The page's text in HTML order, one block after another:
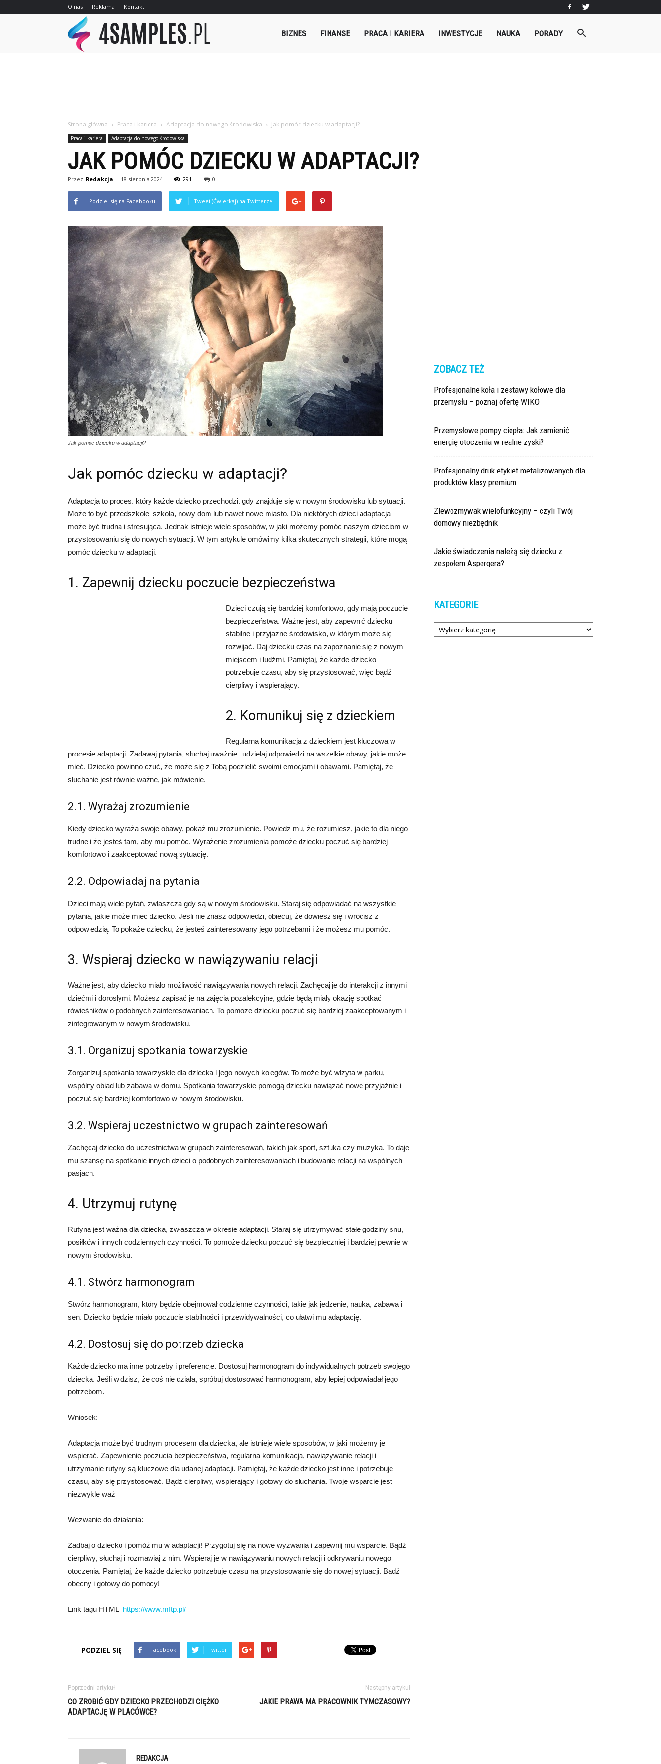
O nas Reklama Kontakt
BIZNES FINANSE PRACA I KARIERA INWESTYCJE NAUKA PORADY
Strona główna Praca i kariera Adaptacja do nowego środowiska Jak pomóc dziecku w adaptacji?
Praca i kariera Adaptacja do nowego środowiska
JAK POMÓC DZIECKU W ADAPTACJI?
Przez Redakcja - 18 sierpnia 2024 291 0
Podziel się na Facebooku Tweet (Ćwierkaj) na Twitterze
Jak pomóc dziecku w adaptacji?
Jak pomóc dziecku w adaptacji?
Adaptacja to proces, który każde dziecko przechodzi, gdy znajduje się w nowym środowisku lub sytuacji.
Może to być przedszkole, szkoła, nowy dom lub nawet nowe miasto. Dla niektórych dzieci adaptacja
może być trudna i stresująca. Jednak istnieje wiele sposobów, w jaki możemy pomóc naszym dzieciom w
przystosowaniu się do nowych sytuacji. W tym artykule omówimy kilka skutecznych strategii, które mogą
pomóc dziecku w adaptacji.
1. Zapewnij dziecku poczucie bezpieczeństwa
Dzieci czują się bardziej komfortowo, gdy mają poczucie
bezpieczeństwa. Ważne jest, aby zapewnić dziecku
stabilne i przyjazne środowisko, w którym może się
rozwijać. Daj dziecku czas na zapoznanie się z nowym
miejscem i ludźmi. Pamiętaj, że każde dziecko
potrzebuje czasu, aby się przystosować, więc bądź
cierpliwy i wspierający.
2. Komunikuj się z dzieckiem
Regularna komunikacja z dzieckiem jest kluczowa w
procesie adaptacji. Zadawaj pytania, słuchaj uważnie i udzielaj odpowiedzi na wszelkie obawy, jakie może
mieć. Dziecko powinno czuć, że może się z Tobą podzielić swoimi emocjami i obawami. Pamiętaj, że
słuchanie jest równie ważne, jak mówienie.
2.1. Wyrażaj zrozumienie
Kiedy dziecko wyraża swoje obawy, pokaż mu zrozumienie. Powiedz mu, że rozumiesz, jakie to dla niego
trudne i że jesteś tam, aby mu pomóc. Wyrażenie zrozumienia pomoże dziecku poczuć się bardziej
komfortowo i zaakceptować nową sytuację.
2.2. Odpowiadaj na pytania
Dzieci mają wiele pytań, zwłaszcza gdy są w nowym środowisku. Staraj się odpowiadać na wszystkie
pytania, jakie może mieć dziecko. Jeśli nie znasz odpowiedzi, obiecuj, że dowiesz się i wrócisz z
odpowiedzią. To pokaże dziecku, że jesteś zainteresowany jego potrzebami i że możesz mu pomóc.
3. Wspieraj dziecko w nawiązywaniu relacji
Ważne jest, aby dziecko miało możliwość nawiązywania nowych relacji. Zachęcaj je do interakcji z innymi
dziećmi i dorosłymi. Możesz zapisać je na zajęcia pozalekcyjne, gdzie będą miały okazję spotkać
rówieśników o podobnych zainteresowaniach. To pomoże dziecku poczuć się bardziej zaakceptowanym i
zintegrowanym w nowym środowisku.
3.1. Organizuj spotkania towarzyskie
Zorganizuj spotkania towarzyskie dla dziecka i jego nowych kolegów. To może być wizyta w parku,
wspólny obiad lub zabawa w domu. Spotkania towarzyskie pomogą dziecku nawiązać nowe przyjaźnie i
poczuć się bardziej komfortowo w nowym środowisku.
3.2. Wspieraj uczestnictwo w grupach zainteresowań
Zachęcaj dziecko do uczestnictwa w grupach zainteresowań, takich jak sport, sztuka czy muzyka. To daje
mu szansę na spotkanie innych dzieci o podobnych zainteresowaniach i budowanie relacji na wspólnych
pasjach.
4. Utrzymuj rutynę
Rutyna jest ważna dla dziecka, zwłaszcza w okresie adaptacji. Staraj się utrzymywać stałe godziny snu,
posiłków i innych codziennych czynności. To pomoże dziecku poczuć się bezpieczniej i bardziej pewnie w
nowym środowisku.
4.1. Stwórz harmonogram
Stwórz harmonogram, który będzie obejmował codzienne czynności, takie jak jedzenie, nauka, zabawa i
sen. Dziecko będzie miało poczucie stabilności i przewidywalności, co ułatwi mu adaptację.
4.2. Dostosuj się do potrzeb dziecka
Każde dziecko ma inne potrzeby i preferencje. Dostosuj harmonogram do indywidualnych potrzeb swojego
dziecka. Jeśli widzisz, że coś nie działa, spróbuj dostosować harmonogram, aby lepiej odpowiadał jego
potrzebom.
Wniosek:
Adaptacja może być trudnym procesem dla dziecka, ale istnieje wiele sposobów, w jaki możemy je
wspierać. Zapewnienie poczucia bezpieczeństwa, regularna komunikacja, nawiązywanie relacji i
utrzymanie rutyny są kluczowe dla udanej adaptacji. Pamiętaj, że każde dziecko jest inne i potrzebuje
czasu, aby się przystosować. Bądź cierpliwy, wspierający i gotowy do słuchania. Twoje wsparcie jest
niezwykle waż
Wezwanie do działania:
Zadbaj o dziecko i pomóż mu w adaptacji! Przygotuj się na nowe wyzwania i zapewnij mu wsparcie. Bądź
cierpliwy, słuchaj i rozmawiaj z nim. Wspieraj je w nawiązywaniu nowych relacji i odkrywaniu nowego
otoczenia. Pamiętaj, że każde dziecko potrzebuje czasu na przystosowanie się do nowej sytuacji. Bądź
obecny i gotowy do pomocy!
Link tagu HTML: https://www.mftp.pl/
PODZIEL SIĘ Facebook Twitter
Poprzedni artykuł
CO ZROBIĆ GDY DZIECKO PRZECHODZI CIĘŻKO
ADAPTACJĘ W PLACÓWCE?
Następny artykuł
JAKIE PRAWA MA PRACOWNIK TYMCZASOWY?
REDAKCJA
ZOBACZ TEŻ
Profesjonalne koła i zestawy kołowe dla
przemysłu – poznaj ofertę WIKO
Przemysłowe pompy ciepła: Jak zamienić
energię otoczenia w realne zyski?
Profesjonalny druk etykiet metalizowanych dla
produktów klasy premium
Zlewozmywak wielofunkcyjny – czyli Twój
domowy niezbędnik
Jakie świadczenia należą się dziecku z
zespołem Aspergera?
KATEGORIE
Kategorie